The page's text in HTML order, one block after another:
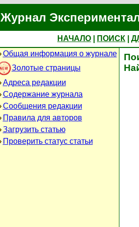
Журнал
НАЧАЛО ПОИСК
Общая информация о журнале
Золотые страницы
Адреса редакции
Содержание журнала
Сообщения редакции
Правила для авторов
Загрузить статью
Проверить статус статьи